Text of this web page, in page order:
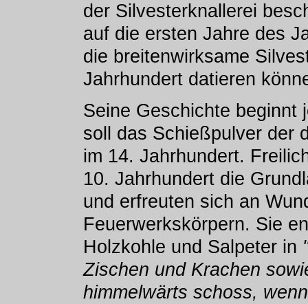
der Silvesterknallerei
auf die ersten Jahre des
die breitenwirksame
Jahrhundert datieren
Seine Geschichte beginnt
soll das Schießpulver der
im 14. Jahrhundert.
10. Jahrhundert die
und erfreuten sich an
Feuerwerkskörpern. Sie
Holzkohle und Salpeter in
Zischen und Krachen
himmelwärts schoss,